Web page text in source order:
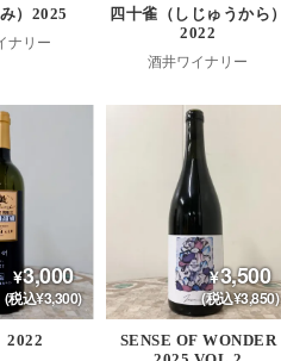
）2025
ナリー
四十雀（しじゅうから）
2022
酒井ワイナリー
3,000
(税込¥3,300)
3,500
(税込¥3,850)
SENSE OF WONDER